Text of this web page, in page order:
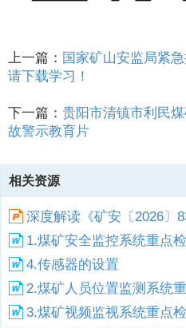
上一篇： 国家矿山安监局紧
请下载学习！
下一篇： 贵阳市清镇市利民煤
故警示教育片
相关资源
深度解读《矿安〔2026〕
1.煤矿安全监控系统重点
4.传感器的设置
2.煤矿人员位置监测系统
3.煤矿视频监视系统重点